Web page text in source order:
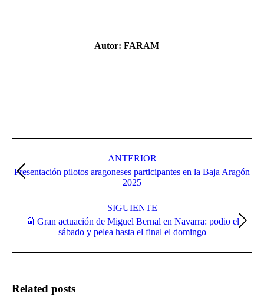
Autor: FARAM
entre
publicaciones
ANTERIOR
Publicación
anterior:
Presentación pilotos aragoneses participantes en la Baja Aragón
2025
SIGUIENTE
Publicación
siguiente:
📰 Gran actuación de Miguel Bernal en Navarra: podio el
sábado y pelea hasta el final el domingo
Related posts